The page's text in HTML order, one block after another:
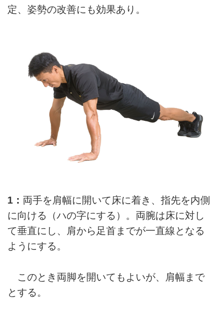
定、姿勢の改善にも効果あり。
1： 両手を肩幅に開いて床に着き、指先を内側
に向ける（ハの字にする）。両腕は床に対し
て垂直にし、肩から足首までが一直線となる
ようにする。
このとき両脚を開いてもよいが、肩幅まで
とする。